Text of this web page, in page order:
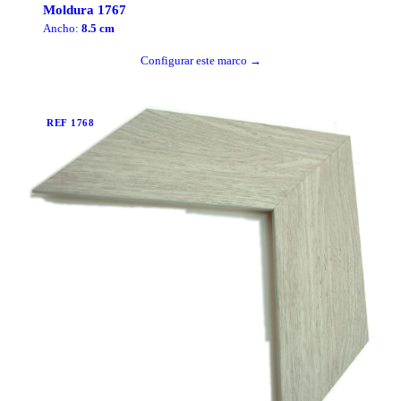
Moldura 1767
Ancho: 8.5 cm
Configurar este marco →
REF 1768